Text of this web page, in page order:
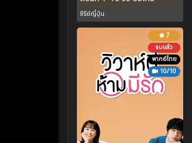
ซีรีย์ญี่ปุ่น
7
จบแล้ว
พากย์ไทย
10/10